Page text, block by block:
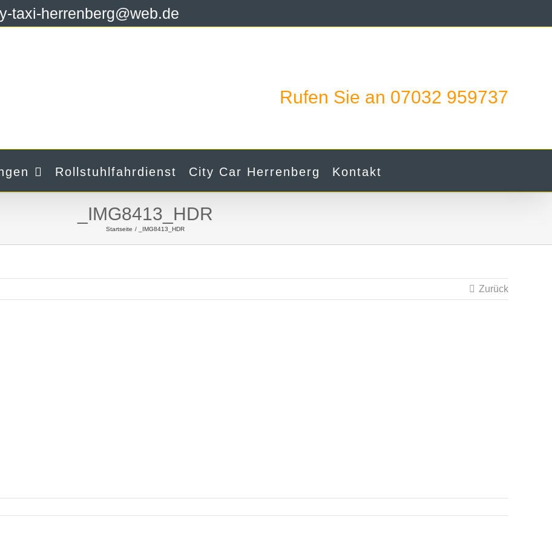
taxi-herrenberg@web.de
Rufen Sie an 07032 959737
Rollstuhlfahrdienst City Car Herrenberg Kontakt
_IMG8413_HDR
Startseite _IMG8413_HDR
Zurück